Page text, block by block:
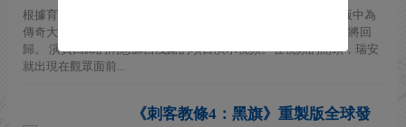
根據育碧內部演示材料的洩露信息，在《刺客教條：黑旗》原版中為
傳奇大海盜愛德華·肯威配音、動捕、擔任臉模的演員馬特·瑞安將回
歸。 演員回歸的消息源自洩露的項目演示視頻。在視頻的開頭，瑞安
就出現在觀眾面前...
《刺客教條4：黑旗》重製版全球發